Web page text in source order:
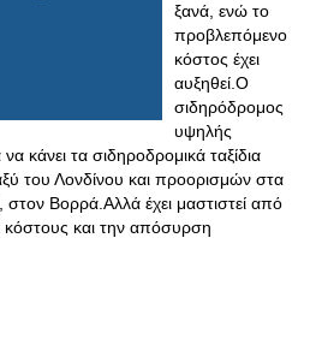
ξανά, ενώ το
προβλεπόμενο
κόστος έχει
αυξηθεί.Ο
σιδηρόδρομος
υψηλής
να κάνει τα σιδηροδρομικά ταξίδια
του Λονδίνου και προορισμών στα
στον Βορρά.Αλλά έχει μαστιστεί από
και την απόσυρση